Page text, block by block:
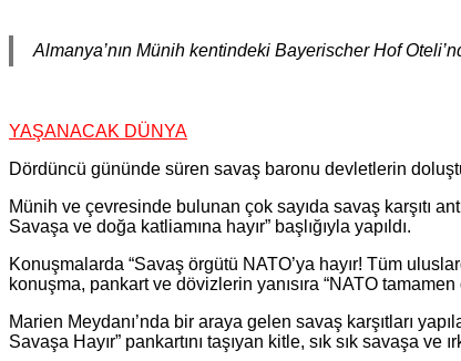
Almanya’nın Münih kentindeki Bayerischer Hof
YAŞANACAK DÜNYA
Dördüncü gününde süren savaş baronu devletlerin
Münih ve çevresinde bulunan çok sayıda savaş karşıtı
Savaşa ve doğa katliamına hayır” başlığıyla yapıldı.
Konuşmalarda “Savaş örgütü NATO’ya hayır! Tüm
konuşma, pankart ve dövizlerin yanısıra “NATO tamamen
Marien Meydanı’nda bir araya gelen savaş karşıtları
Savaşa Hayır” pankartını taşıyan kitle, sık sık savaşa ve